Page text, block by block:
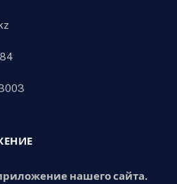
нашего сайта.